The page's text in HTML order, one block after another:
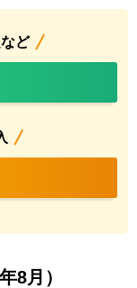
ど
8月）